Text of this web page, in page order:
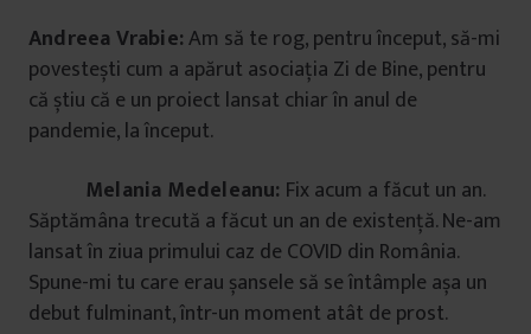
Andreea Vrabie:Am să te rog, pentru început, să-mi
povestești cum a apărut asociația Zi de Bine, pentru
că știu că e un proiect lansat chiar în anul de
pandemie, la început.
Melania Medeleanu: Fix acum a făcut un an.
Săptămâna trecută a făcut un an de existență. Ne-am
lansat în ziua primului caz de COVID din România.
Spune-mi tu care erau șansele să se întâmple așa un
debut fulminant, într-un moment atât de prost.